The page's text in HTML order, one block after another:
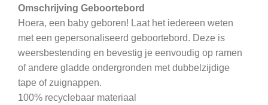
Omschrijving Geboortebord
Hoera, een baby geboren! Laat het iedereen weten
met een gepersonaliseerd geboortebord. Deze is
weersbestending en bevestig je eenvoudig op ramen
of andere gladde ondergronden met dubbelzijdige
tape of zuignappen.
100% recyclebaar materiaal